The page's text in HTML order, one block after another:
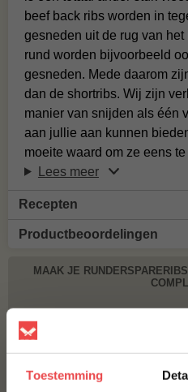
Toestemming
beef back ribs worden in
gesneden uit de rug van
rund worden bijvoorbeeld
gesneden. Mede daarom
dan de shortribs. Wij zijn
manier van snijden als één
aan jullie aan kunnen
moeite waard om ze eens
Lees meer
Recepten
Productbeoordelingen
MAAK JE
ROOKCHUNKS